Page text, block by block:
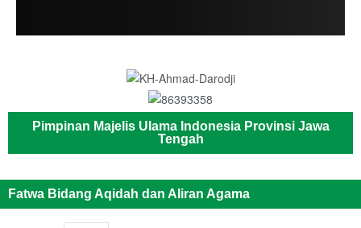
Pimpinan Majelis Ulama Indonesia Provinsi Jawa
Tengah
Fatwa Bidang Aqidah dan Aliran Agama